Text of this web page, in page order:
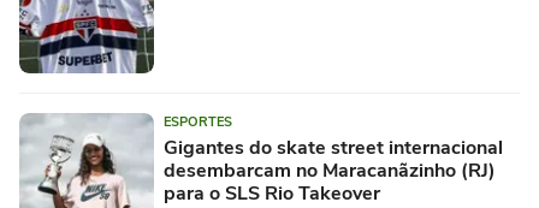
ESPORTES
Gigantes do skate street internacional
desembarcam no Maracanãzinho (RJ)
para o SLS Rio Takeover